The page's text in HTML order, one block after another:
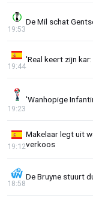
De Mil schat
19:53
'Real keert zijn
19:44
'Wanhopige
19:23
Makelaar legt uit
verkoos
19:12
De Bruyne stuurt
18:58